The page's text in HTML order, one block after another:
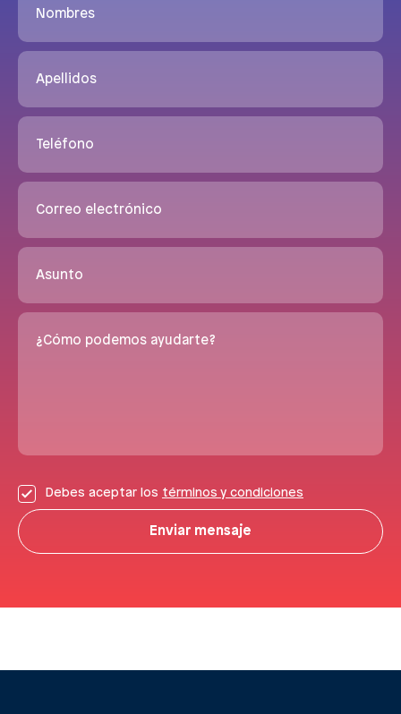
Nombres
Apellidos
Teléfono
Correo electrónico
Asunto
¿Cómo podemos ayudarte?
Debes aceptar los términos y condiciones
Enviar mensaje